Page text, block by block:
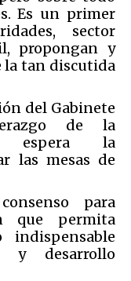
Es un primer
sector
propongan y
la tan discutida
del Gabinete
de la
espera la
las mesas de
para
que permita
indispensable
desarrollo